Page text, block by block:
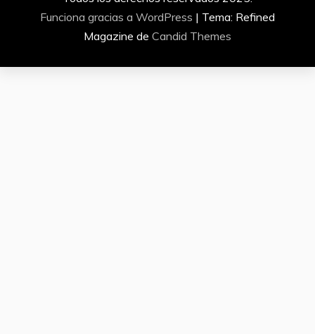
Funciona gracias a WordPress | Tema: Refined
Magazine de Candid Themes